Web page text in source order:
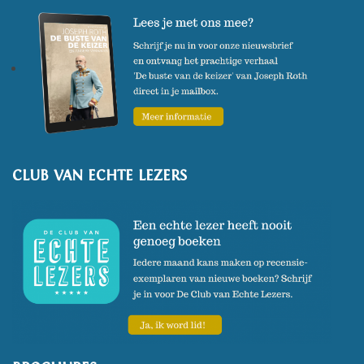
CLUB VAN ECHTE LEZERS